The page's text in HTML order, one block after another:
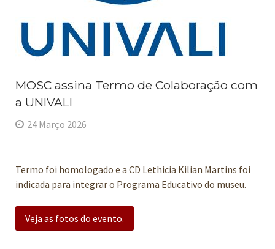
MOSC assina Termo de Colaboração com
a UNIVALI
24 Março 2026
Termo foi homologado e a CD Lethicia Kilian Martins foi
indicada para integrar o Programa Educativo do museu.
Veja as fotos do evento.